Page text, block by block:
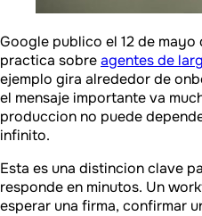
Google publico el 12 de mayo
practica sobreagentes de
ejemplo gira alrededor de
el mensaje importante va
produccion no puede
infinito.
Esta es una distincion clave
responde en minutos. Un
esperar una firma, confirmar